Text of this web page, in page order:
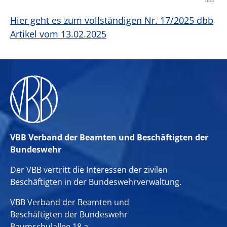
Hier geht es zum vollständigen Nr. 17/2025 dbb
Artikel vom 13.02.2025
VBB Verband der Beamten und Beschäftigten der
Bundeswehr
Der VBB vertritt die Interessen der zivilen
Beschäftigten in der Bundeswehrverwaltung.
VBB Verband der Beamten und
Beschäftigten der Bundeswehr